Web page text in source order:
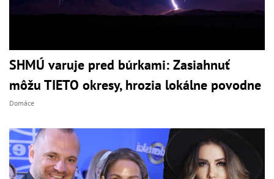
SHMÚ varuje pred búrkami: Zasiahnuť
môžu TIETO okresy, hrozia lokálne povodne
Domáce